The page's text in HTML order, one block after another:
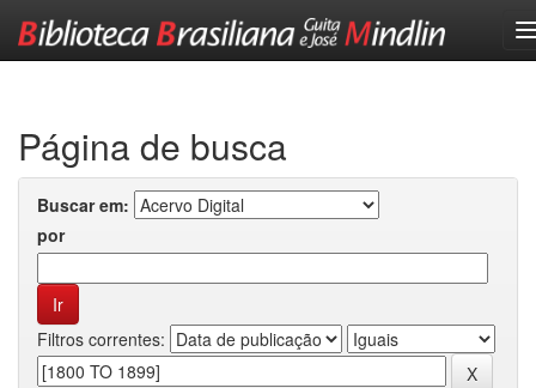
Página de busca
Buscar em:
por
Filtros correntes: